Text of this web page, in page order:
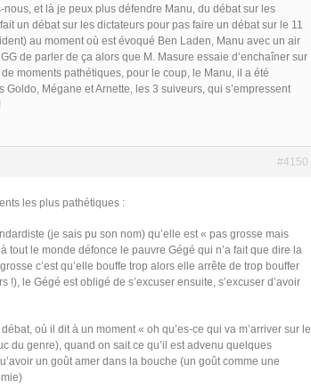
nous, et là je peux plus défendre Manu, du débat sur les
un débat sur les dictateurs pour pas faire un débat sur le 11
au moment où est évoqué Ben Laden, Manu avec un air
de parler de ça alors que M. Masure essaie d’enchaîner sur
de moments pathétiques, pour le coup, le Manu, il a été
Goldo, Mégane et Arnette, les 3 suiveurs, qui s’empressent
#4150
les plus pathétiques :
(je sais pu son nom) qu’elle est « pas grosse mais
tout le monde défonce le pauvre Gégé qui n’a fait que dire la
c’est qu’elle bouffe trop alors elle arrête de trop bouffer
!), le Gégé est obligé de s’excuser ensuite, s’excuser d’avoir
où il dit à un moment « oh qu’es-ce qui va m’arriver sur le
du genre), quand on sait ce qu’il est advenu quelques
un goût amer dans la bouche (un goût comme une